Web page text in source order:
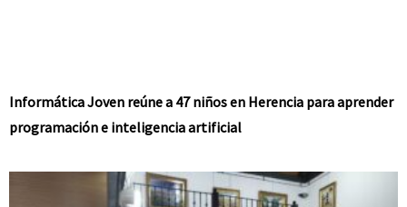
Informática Joven reúne a 47 niños en Herencia para aprender
programación e inteligencia artificial